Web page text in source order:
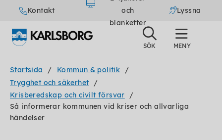
Kontakt
och
blanketter
Lyssna
Startsida
Kommun & politik
Trygghet och säkerhet
Krisberedskap och civilt försvar
Så informerar kommunen vid kriser och allvarliga
händelser